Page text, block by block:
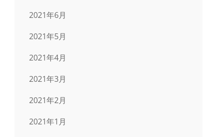
2021年6月
2021年5月
2021年4月
2021年3月
2021年2月
2021年1月